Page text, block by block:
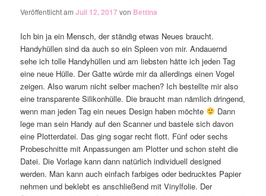
Veröffentlicht amJuli 12, 2017von Bettina
Ich bin ja ein Mensch, der ständig etwas Neues braucht.
Handyhüllen sind da auch so ein Spleen von mir. Andauernd
sehe ich tolle Handyhüllen und am liebsten hätte ich jeden Tag
eine neue Hülle. Der Gatte würde mir da allerdings einen Vogel
zeigen. Also warum nicht selber machen? Ich bestellte mir also
eine transparente Silikonhülle. Die braucht man nämlich dringend,
wenn man jeden Tag ein neues Design haben möchte
Dann
lege man sein Handy auf den Scanner und bastele sich davon
eine Plotterdatei. Das ging sogar recht flott. Fünf oder sechs
Probeschnitte mit Anpassungen am Plotter und schon steht die
Datei. Die Vorlage kann dann natürlich individuell designed
werden. Man kann auch einfach farbiges oder bedrucktes Papier
nehmen und beklebt es anschließend mit Vinylfolie. Der